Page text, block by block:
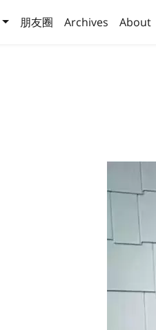
朋友圈 Archives About